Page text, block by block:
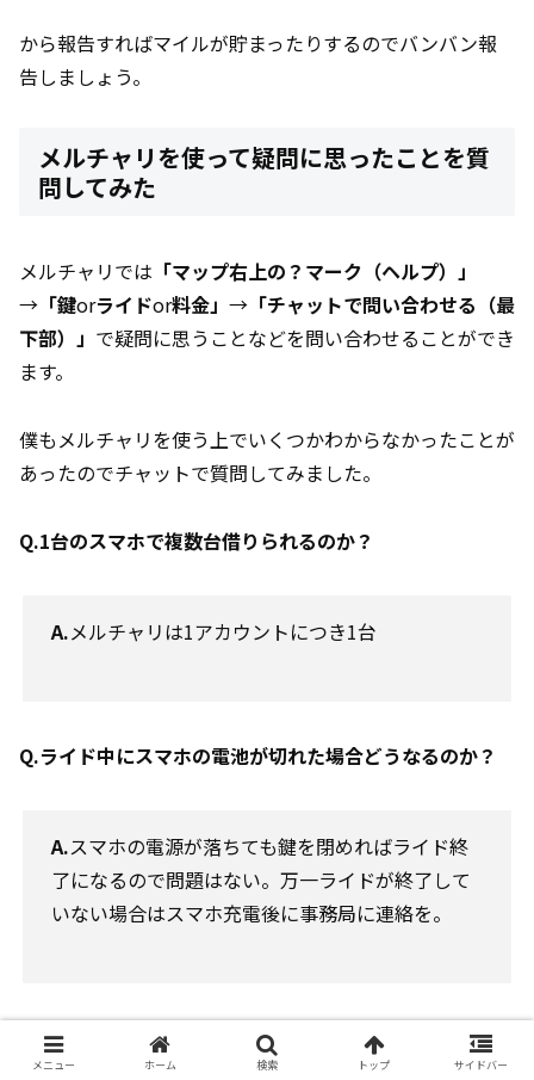
から報告すればマイルが貯まったりするのでバンバン報
告しましょう。
メルチャリを使って疑問に思ったことを質
問してみた
メルチャリでは 「マップ右上の？マーク（ヘルプ）」
→ 「鍵orライドor料金」 → 「チャットで問い合わせる（最
下部）」 で疑問に思うことなどを問い合わせることができ
ます。
僕もメルチャリを使う上でいくつかわからなかったことが
あったのでチャットで質問してみました。
Q.1台のスマホで複数台借りられるのか？
A.メルチャリは1アカウントにつき1台
Q.ライド中にスマホの電池が切れた場合どうなるのか？
A.スマホの電源が落ちても鍵を閉めればライド終
了になるので問題はない。万一ライドが終了して
いない場合はスマホ充電後に事務局に連絡を。
Q.放置自転車が多いが、罰則などはあるのか？
メニュー ホーム 検索 トップ サイドバー